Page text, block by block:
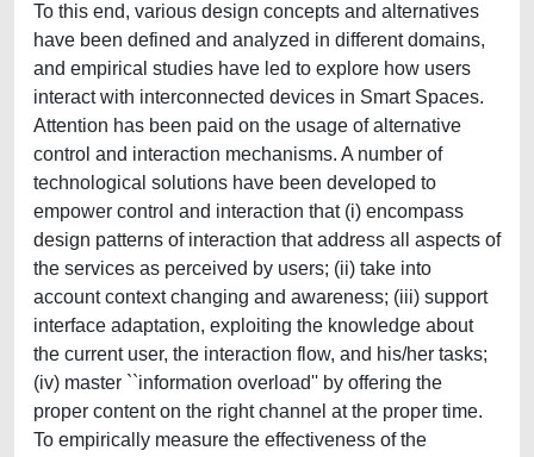
To this end, various design concepts and alternatives
have been defined and analyzed in different domains,
and empirical studies have led to explore how users
interact with interconnected devices in Smart Spaces.
Attention has been paid on the usage of alternative
control and interaction mechanisms. A number of
technological solutions have been developed to
empower control and interaction that (i) encompass
design patterns of interaction that address all aspects of
the services as perceived by users; (ii) take into
account context changing and awareness; (iii) support
interface adaptation, exploiting the knowledge about
the current user, the interaction flow, and his/her tasks;
(iv) master ``information overload'' by offering the
proper content on the right channel at the proper time.
To empirically measure the effectiveness of the